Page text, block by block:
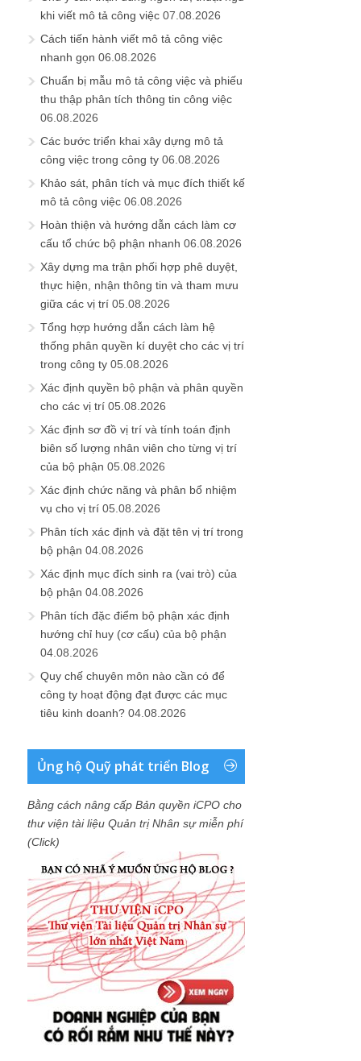
khi viết mô tả công việc 07.08.2026
Cách tiến hành viết mô tả công việc
nhanh gọn 06.08.2026
Chuẩn bị mẫu mô tả công việc và phiếu
thu thập phân tích thông tin công việc
06.08.2026
Các bước triển khai xây dựng mô tả
công việc trong công ty 06.08.2026
Khảo sát, phân tích và mục đích thiết kế
mô tả công việc 06.08.2026
Hoàn thiện và hướng dẫn cách làm cơ
cấu tổ chức bộ phận nhanh 06.08.2026
Xây dựng ma trận phối hợp phê duyệt,
thực hiện, nhận thông tin và tham mưu
giữa các vị trí 05.08.2026
Tổng hợp hướng dẫn cách làm hệ
thống phân quyền kí duyệt cho các vị trí
trong công ty 05.08.2026
Xác định quyền bộ phận và phân quyền
cho các vị trí 05.08.2026
Xác định sơ đồ vị trí và tính toán định
biên số lượng nhân viên cho từng vị trí
của bộ phận 05.08.2026
Xác định chức năng và phân bổ nhiệm
vụ cho vị trí 05.08.2026
Phân tích xác định và đặt tên vị trí trong
bộ phận 04.08.2026
Xác định mục đích sinh ra (vai trò) của
bộ phận 04.08.2026
Phân tích đặc điểm bộ phận xác định
hướng chỉ huy (cơ cấu) của bộ phận
04.08.2026
Quy chế chuyên môn nào cần có để
công ty hoạt động đạt được các mục
tiêu kinh doanh? 04.08.2026
Ủng hộ Quỹ phát triển Blog
Bằng cách nâng cấp Bản quyền iCPO cho
thư viện tài liệu Quản trị Nhân sự miễn phí
(Click)